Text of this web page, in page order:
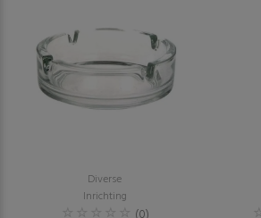
Diverse
Inrichting